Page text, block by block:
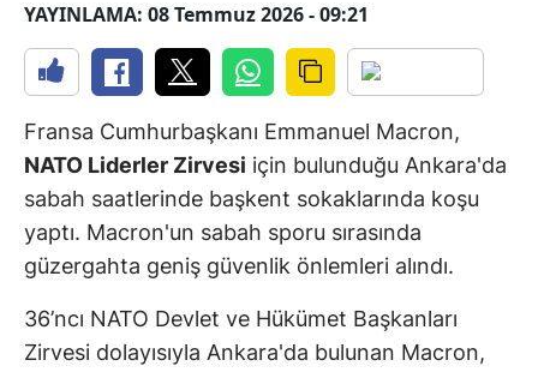
YAYINLAMA: 08 Temmuz 2026 - 09:21
Fransa Cumhurbaşkanı Emmanuel Macron,
NATO Liderler Zirvesi için bulunduğu Ankara'da
sabah saatlerinde başkent sokaklarında koşu
yaptı. Macron'un sabah sporu sırasında
güzergahta geniş güvenlik önlemleri alındı.
36’ncı NATO Devlet ve Hükümet Başkanları
Zirvesi dolayısıyla Ankara'da bulunan Macron,